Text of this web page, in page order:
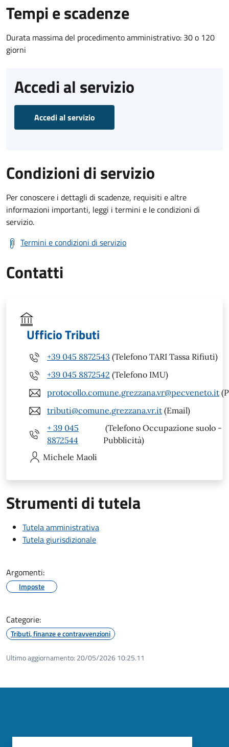
Tempi e scadenze
Durata massima del procedimento amministrativo: 30 o 120
giorni
Accedi al servizio
Accedi al servizio
Condizioni di servizio
Per conoscere i dettagli di scadenze, requisiti e altre
informazioni importanti, leggi i termini e le condizioni di
servizio.
Termini e condizioni di servizio
Contatti
Ufficio Tributi
+39 045 8872543 (Telefono TARI Tassa Rifiuti)
+39 045 8872542 (Telefono IMU)
protocollo.comune.grezzana.vr@pecveneto.it
tributi@comune.grezzana.vr.it (Email)
+ 39 045
8872544
(Telefono Occupazione suolo -
Pubblicità)
Michele Maoli
Strumenti di tutela
Tutela amministrativa
Tutela giurisdizionale
Argomenti:
Imposte
Categorie:
Tributi, finanze e contravvenzioni
Ultimo aggiornamento: 20/05/2026 10:25.11